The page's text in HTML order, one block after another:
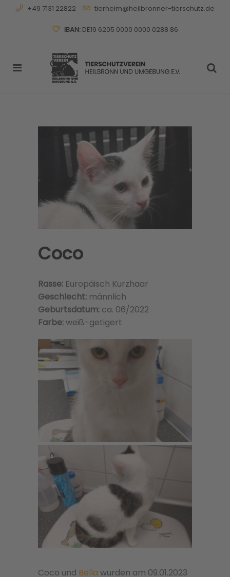
+49 7131 22822 tierheim@heilbronner-tierschutz.de
IBAN:DE19 6205 0000 0000 0288 86
Coco
Rasse: Europäisch Kurzhaar
Geschlecht: männlich
Geburtsdatum: ca. 06/2022
Farbe:weiß-getigert
Coco und Bella wurden am 09.01.2023